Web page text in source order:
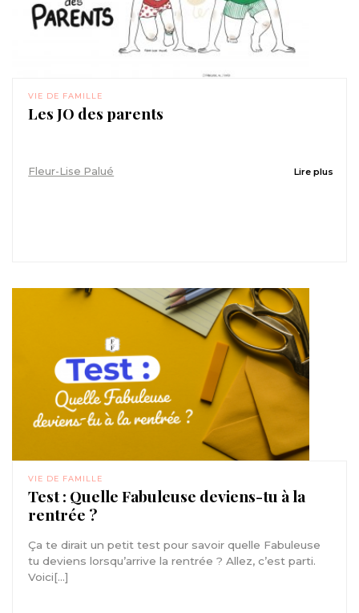
VIE DE FAMILLE
Les JO des parents
Fleur-Lise Palué Lire plus
VIE DE FAMILLE
Test : Quelle Fabuleuse deviens-tu à la
rentrée ?
Ça te dirait un petit test pour savoir quelle Fabuleuse
tu deviens lorsqu’arrive la rentrée ? Allez, c’est parti.
Voici[...]